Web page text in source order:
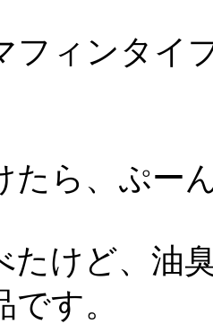
フィンタイ
たら、ぷー
たけど、油
す。